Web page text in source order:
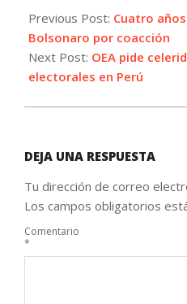
06-
17
Previous Post: Cuatro
Bolsonaro por coacción
Next Post: OEA pide
electorales en Perú
DEJA UNA RESPUESTA
Tu dirección de correo
Los campos obligatorios
Comentario
*